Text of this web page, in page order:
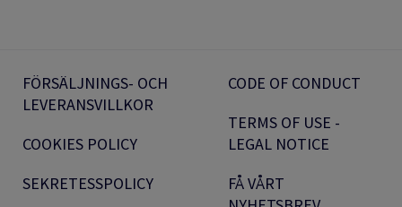
FÖRSÄLJNINGS- OCH
LEVERANSVILLKOR
COOKIES POLICY
SEKRETESSPOLICY
CODE OF CONDUCT
TERMS OF USE -
LEGAL NOTICE
FÅ VÅRT